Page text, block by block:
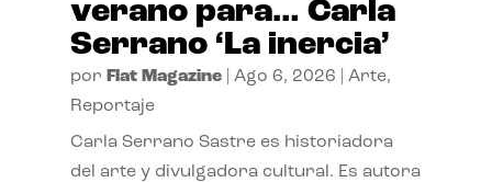
verano para… Carla
Serrano ‘La inercia’
por Flat Magazine| Ago 6, 2026 Arte,
Reportaje
Carla Serrano Sastre es historiadora
del arte y divulgadora cultural. Es autora